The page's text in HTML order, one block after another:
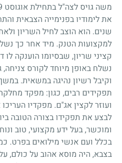
משה גויס לצה"ל בתחילת אוגוסט
את לימודיו בפנימייה הצבאית
שנים. הוא הוצב לחיל השריון
למקצועות הטנק. מיד אחר כך
קציני שריון, שבסיומו הוענקה לו
נשלח באופן מיוחד לקורס
וקיבל רשיון נהיגה במשאית.
תפקידים רבים, כגון: מפקד
ועוזר לקצין אג"ם. מפקדיו
לבצע את תפקידו בצורה הטובה
ומוכשר, בעל ידע מקצועי, טוב
בכלל ועם אנשי מילואים בפרט.
בצבא, היה מוסא אהוב על כולם,